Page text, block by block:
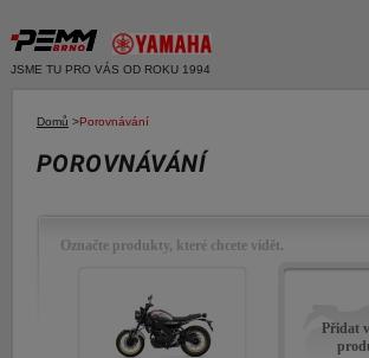
JSME TU PRO VÁS OD ROKU 1994
Skútry
Servis
Domů >Porovnávání
POROVNÁVÁNÍ
Označte produkty, které chcete vidět.
Přidat